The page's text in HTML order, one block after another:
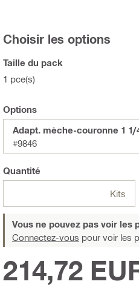
Choisir les options
Taille du pack
1 pce(s)
Options
Adapt. mèche-couronne 1 1/
#9846
Quantité
Kits
Vous ne pouvez pas voir les
Connectez-vous pour voir les
214,72